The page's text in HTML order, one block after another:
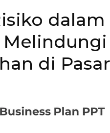
dalam
di Pasar